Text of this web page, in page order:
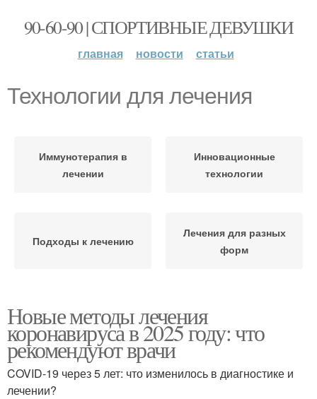
90-60-90 | СПОРТИВНЫЕ ДЕВУШКИ
главная новости статьи
Технологии для лечения
Иммунотерапия в
лечении
Инновационные
технологии
Подходы к лечению
Лечения для разных
форм
Новые методы лечения
коронавируса в 2025 году: что
рекомендуют врачи
COVID-19 через 5 лет: что изменилось в диагностике и
лечении?